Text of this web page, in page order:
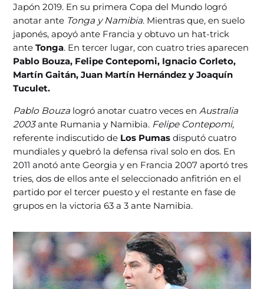
Japón 2019. En su primera Copa del Mundo logró
anotar ante Tonga y Namibia. Mientras que, en suelo
japonés, apoyó ante Francia y obtuvo un hat-trick
anteTonga. En tercer lugar, con cuatro tries aparecen
Pablo Bouza, Felipe Contepomi, Ignacio Corleto,
Martín Gaitán, Juan Martín Hernández y Joaquín
Tuculet.
Pablo Bouza logró anotar cuatro veces en Australia
2003ante Rumania y Namibia. Felipe Contepomi,
referente indiscutido de Los Pumasdisputó cuatro
mundiales y quebró la defensa rival solo en dos. En
2011 anotó ante Georgia y en Francia 2007 aportó tres
tries, dos de ellos ante el seleccionado anfitrión en el
partido por el tercer puesto y el restante en fase de
grupos en la victoria 63 a 3 ante Namibia.